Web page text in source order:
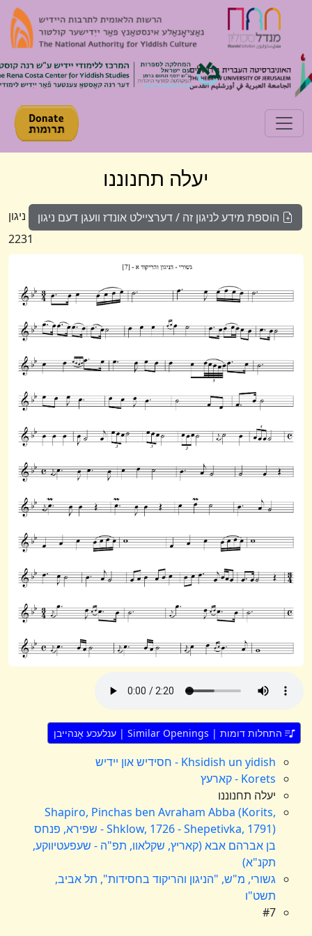
Toggle navigation
יעלה תחנוננו
הוספת מידע לניגון זה / דערציילט אונדז וועגן דעם ניגון ניגון
2231
התחלות דומות | Similar Openings | ענלעכע אָנהייבן
Khsidish un yidish - חסידיש און יידיש
Korets - קארעץ
יעלה תחנוננו
Shapiro, Pinchas ben Avraham Abba (Korits,
Shklow, 1726 - Shepetivka, 1791) - שפירא, פנחס
בן אברהם אבא (קאריץ, שקלאוו, תפ"ה - שעפעטיווקע,
תקנ"א)
גשורי, מ"ש, "הניגון והריקוד בחסידות", תל אביב,
תשט"ו
#7